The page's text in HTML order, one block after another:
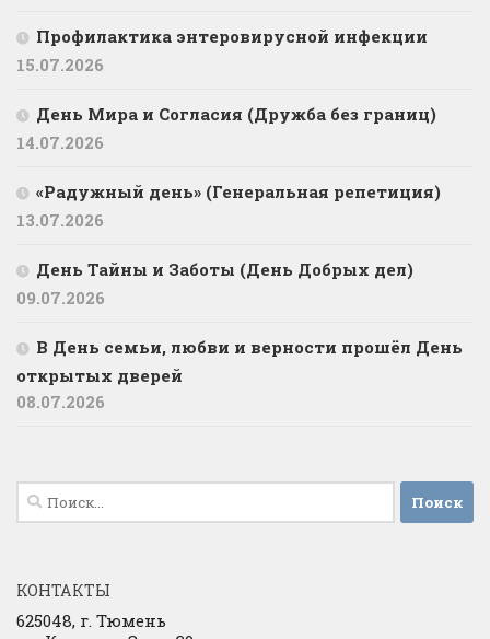
Профилактика энтеровирусной инфекции
15.07.2026
День Мира и Согласия (Дружба без границ)
14.07.2026
«Радужный день» (Генеральная репетиция)
13.07.2026
День Тайны и Заботы (День Добрых дел)
09.07.2026
В День семьи, любви и верности прошёл День
открытых дверей
08.07.2026
Найти:
КОНТАКТЫ
625048, г. Тюмень